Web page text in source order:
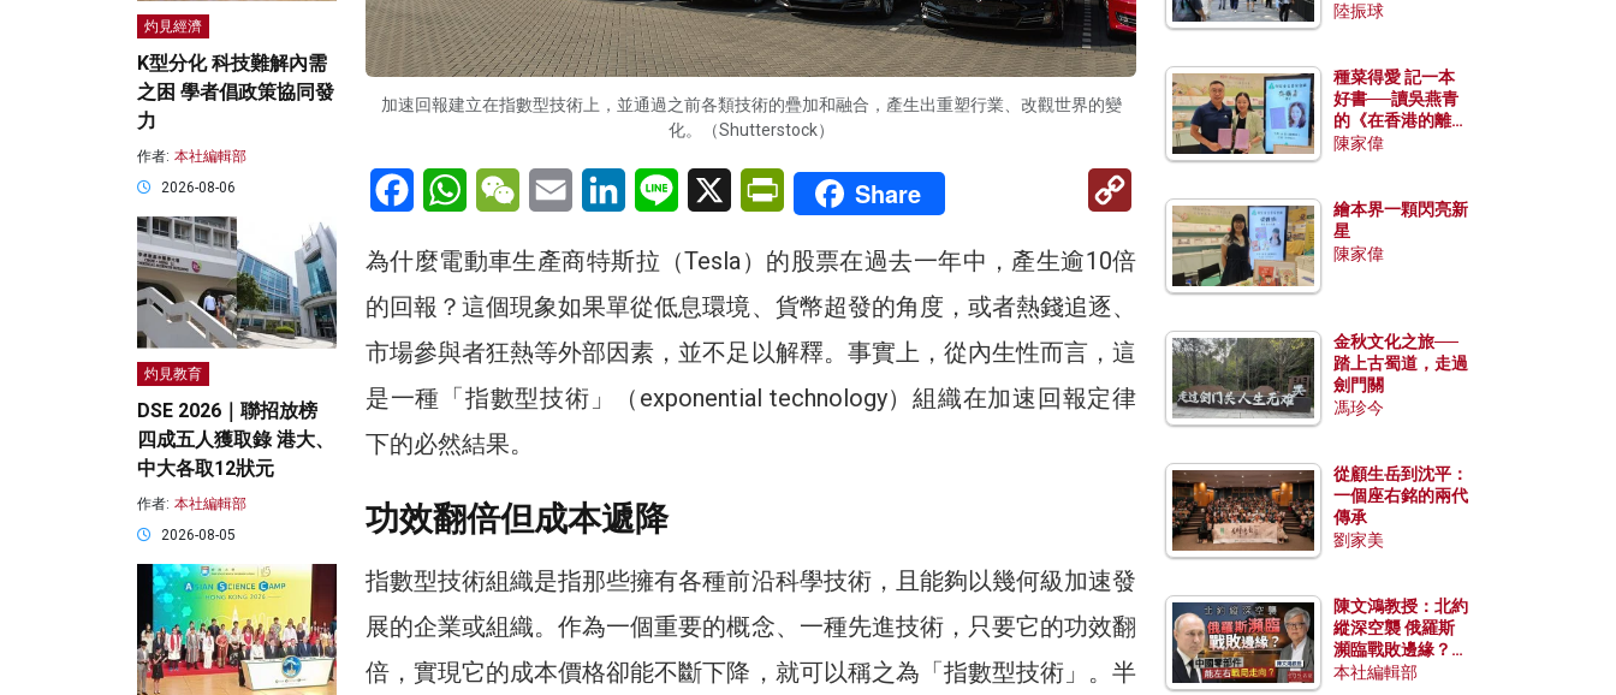
加速回報建立在指數型技術上，並通過之前各類技術的疊加和融合，產生出重塑行業、改觀世界的變
化。（Shutterstock）
FacebookWhatsAppWeChatEmail LinkedInLine X PrintFriendly
Share
為什麼電動車生產商特斯拉（Tesla）的股票在過去一年中，產生逾10倍
的回報？這個現象如果單從低息環境、貨幣超發的角度，或者熱錢追逐、
市場參與者狂熱等外部因素，並不足以解釋。事實上，從內生性而言，這
是一種「指數型技術」（exponential technology）組織在加速回報定律
下的必然結果。
功效翻倍但成本遞降
指數型技術組織是指那些擁有各種前沿科學技術，且能夠以幾何級加速發
展的企業或組織。作為一個重要的概念、一種先進技術，只要它的功效翻
倍，實現它的成本價格卻能不斷下降，就可以稱之為「指數型技術」。半
灼見經濟
K型分化 科技難解內需
之困 學者倡政策協同發
力
作者: 本社編輯部
2026-08-06
灼見教育
DSE 2026｜聯招放榜
四成五人獲取錄 港大、
中大各取12狀元
作者: 本社編輯部
2026-08-05
陸振球
種菜得愛 記一本
好書──讀吳燕青
的《在香港的離島
種菜》
陳家偉
繪本界一顆閃亮新
星
陳家偉
金秋文化之旅──
踏上古蜀道，走過
劍門關
馮珍今
從顧生岳到沈平：
一個座右銘的兩代
傳承
劉家美
陳文鴻教授：北約
縱深空襲 俄羅斯
瀕臨戰敗邊緣？中
國零部件能左右戰
本社編輯部